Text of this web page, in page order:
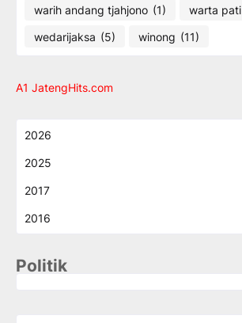
warih andang tjahjono (1) warta pati
wedarijaksa (5) winong (11)
A1 JatengHits.com
2026
2025
2017
2016
Politik